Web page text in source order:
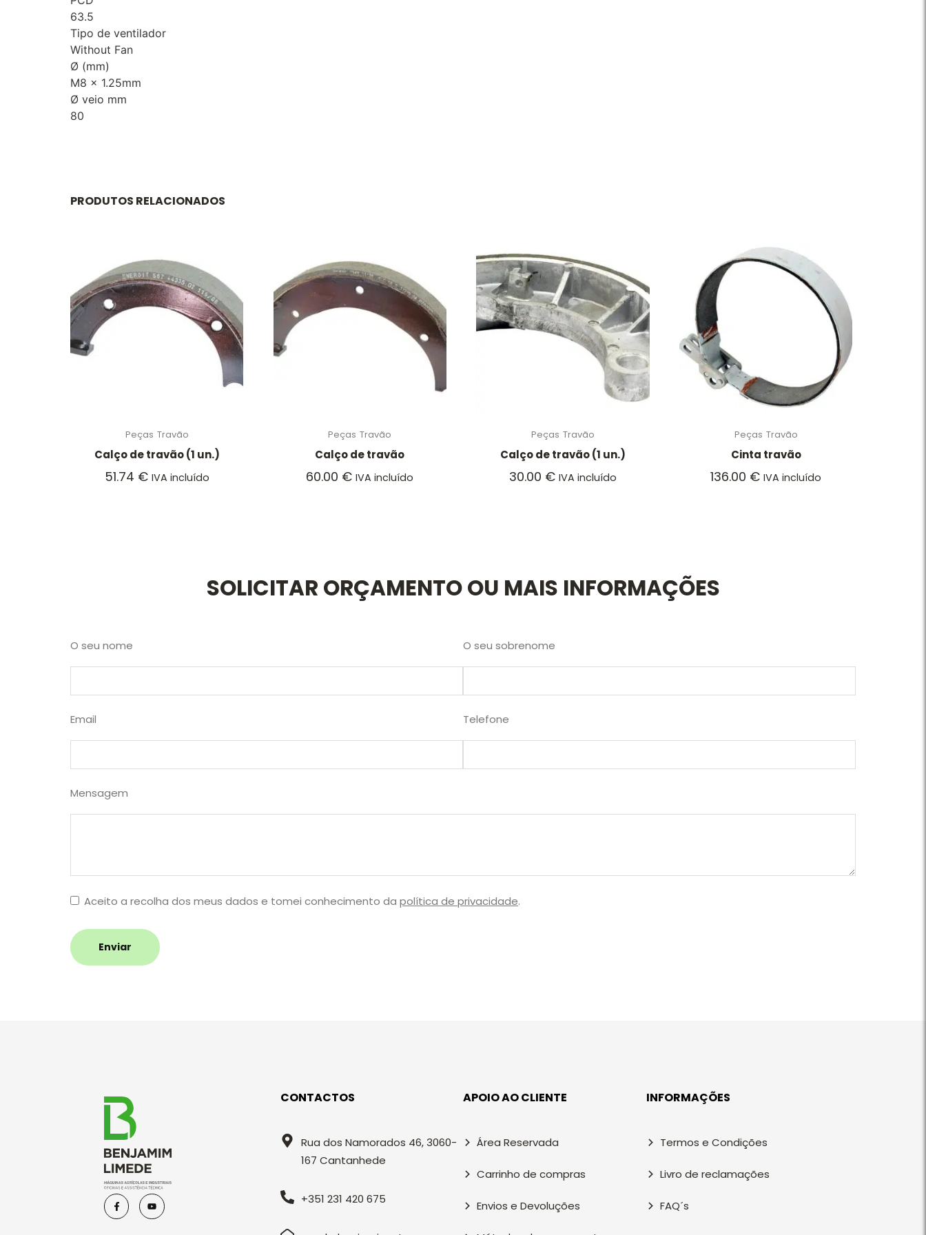
63.5
Tipo de ventilador
Without Fan
Ø (mm)
M8 x 1.25mm
Ø veio mm
80
PRODUTOS RELACIONADOS
Peças Travão
Calço de travão (1 un.)
51.74 € IVA incluído
Peças Travão
Calço de travão
60.00 € IVA incluído
Peças Travão
Calço de travão (1 un.)
30.00 € IVA incluído
Peças Travão
Cinta travão
136.00 € IVA incluído
SOLICITAR ORÇAMENTO OU MAIS INFORMAÇÕES
O seu nome O seu sobrenome
Email Telefone
Mensagem
Aceito a recolha dos meus dados e tomei conhecimento da política de privacidade.
Enviar
CONTACTOS
Rua dos Namorados 46, 3060-
167 Cantanhede
+351 231 420 675
APOIO AO CLIENTE
Área Reservada
Carrinho de compras
Envios e Devoluções
INFORMAÇÕES
Termos e Condições
Livro de reclamações
FAQ´s